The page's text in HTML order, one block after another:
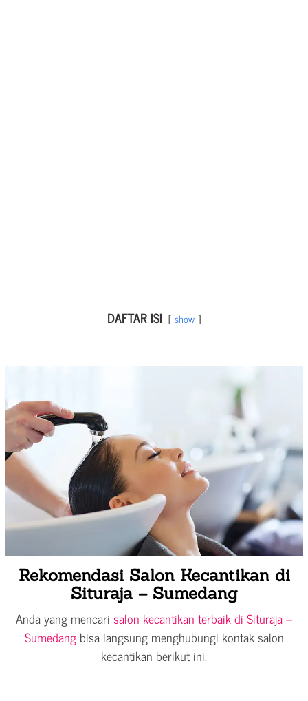
DAFTAR ISI show
Rekomendasi Salon Kecantikan di
Situraja – Sumedang
Anda yang mencari salon kecantikan terbaik di Situraja –
Sumedangbisa langsung menghubungi kontak salon
kecantikan berikut ini.